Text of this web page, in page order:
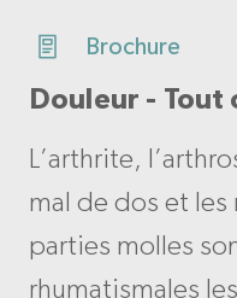
Brochure
Douleur -
L’arthrite,
mal de dos et
parties molles
rhumatismales